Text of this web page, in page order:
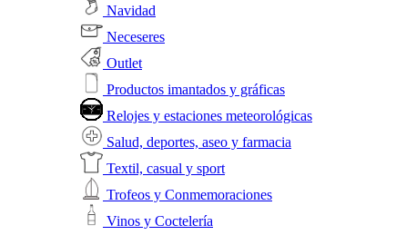
Navidad
Neceseres
Outlet
Productos imantados y gráficas
Relojes y estaciones meteorológicas
Salud, deportes, aseo y farmacia
Textil, casual y sport
Trofeos y Conmemoraciones
Vinos y Coctelería